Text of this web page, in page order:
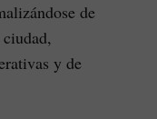
de
y de